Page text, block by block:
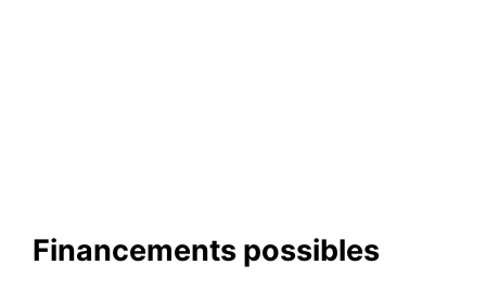
Financements possibles